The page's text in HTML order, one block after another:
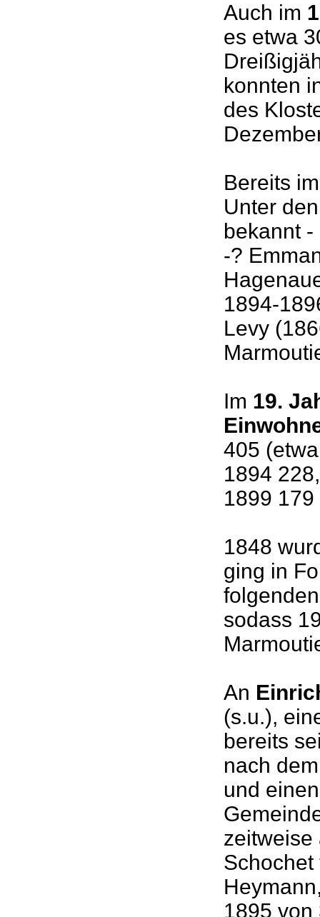
Auch im
es etwa
konnten
des
Bereits
Unter
bekannt
-?
1894-
Levy
Im 19.
405
1894
1899
1848
ging in
sodass
An
(s.u.),
bereits
nach
und
zeitweise
1895 von